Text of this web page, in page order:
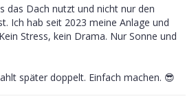
das Dach nutzt und nicht nur den
Ich hab seit 2023 meine Anlage und
Stress, kein Drama. Nur Sonne und
später doppelt. Einfach machen. 😎